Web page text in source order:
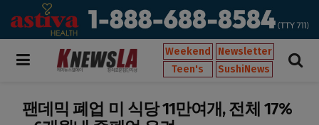
Weekend
Newsletter
Teen's
SushiNews
팬데믹 폐업 미 식당 11만여개, 전체 17%